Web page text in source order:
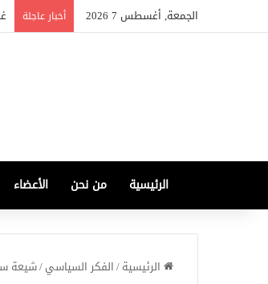
الجمعة, أغسطس 7 2026 أخبار عاجلة
الرئيسية من نحن الأعضاء
الرئيسية/الفكر السياسي/شيعة